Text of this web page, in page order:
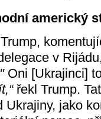
americký
v
"Oni [Ukrajinci]
řekl Trump.
jako